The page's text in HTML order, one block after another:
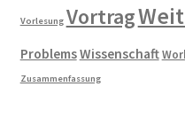
Vorlesung Vortrag
ProblemsWissenschaft
Zusammenfassung